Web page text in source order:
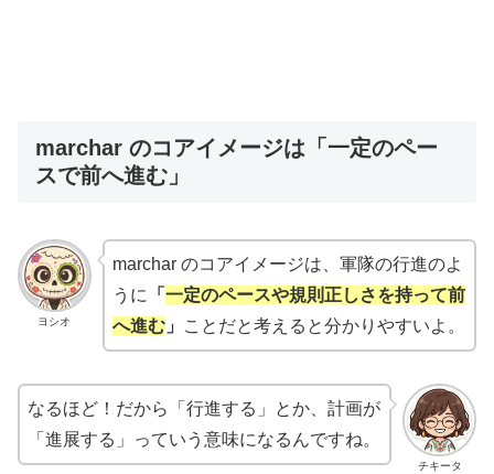
marchar のコアイメージは「一定のペー
スで前へ進む」
ヨシオ
marchar のコアイメージは、軍隊の行進のよ
うに 「 一定のペースや規則正しさを持って前
へ進む」 ことだと考えると分かりやすいよ。
チキータ
なるほど！だから「行進する」とか、計画が
「進展する」っていう意味になるんですね。